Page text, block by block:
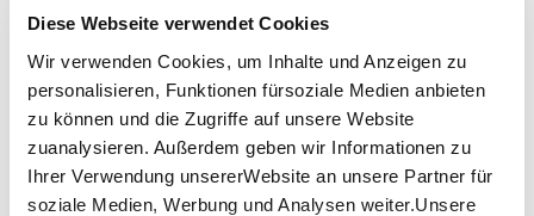
Diese Webseite verwendet Cookies
Wir verwenden Cookies, um Inhalte und Anzeigen zu
personalisieren, Funktionen fürsoziale Medien anbieten
zu können und die Zugriffe auf unsere Website
zuanalysieren. Außerdem geben wir Informationen zu
Ihrer Verwendung unsererWebsite an unsere Partner für
soziale Medien, Werbung und Analysen weiter.Unsere
year, accompanied by a rich program of guided tours.
Admission to the collection is free on Wednesdays.
Price information
ab 8.00 €